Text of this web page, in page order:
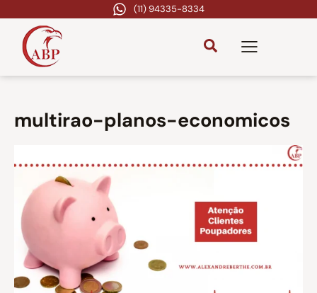
(11) 94335-8334
multirao-planos-economicos